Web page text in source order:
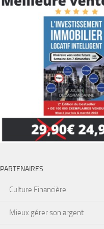
PARTENAIRES
Culture Financière
Mieux gérer son argent